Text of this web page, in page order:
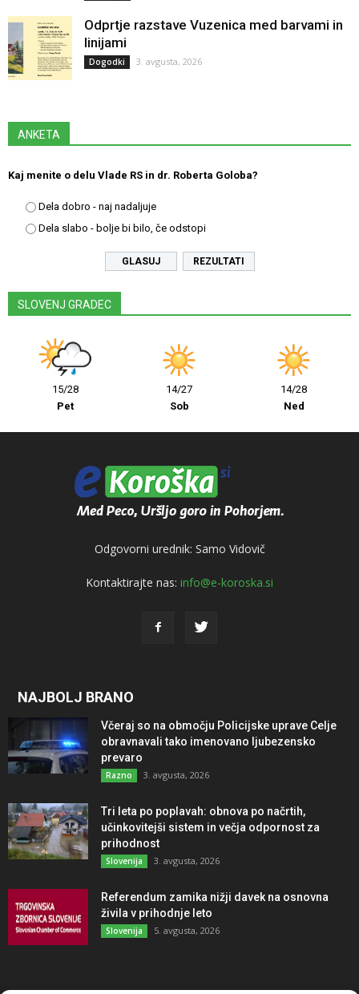
Odprtje razstave Vuzenica med barvami in
linijami
Dogodki 3. avgusta, 2026
ANKETA
Kaj menite o delu Vlade RS in dr. Roberta Goloba?
Dela dobro - naj nadaljuje
Dela slabo - bolje bi bilo, če odstopi
REZULTATI
SLOVENJ GRADEC
15/28
Pet
14/27
Sob
14/28
Ned
Odgovorni urednik: Samo Vidovič
Kontaktirajte nas: info@e-koroska.si
NAJBOLJ BRANO
Včeraj so na območju Policijske uprave Celje
obravnavali tako imenovano ljubezensko
prevaro
Razno 3. avgusta, 2026
Tri leta po poplavah: obnova po načrtih,
učinkovitejši sistem in večja odpornost za
prihodnost
Slovenija 3. avgusta, 2026
Referendum zamika nižji davek na osnovna
živila v prihodnje leto
Slovenija 5. avgusta, 2026